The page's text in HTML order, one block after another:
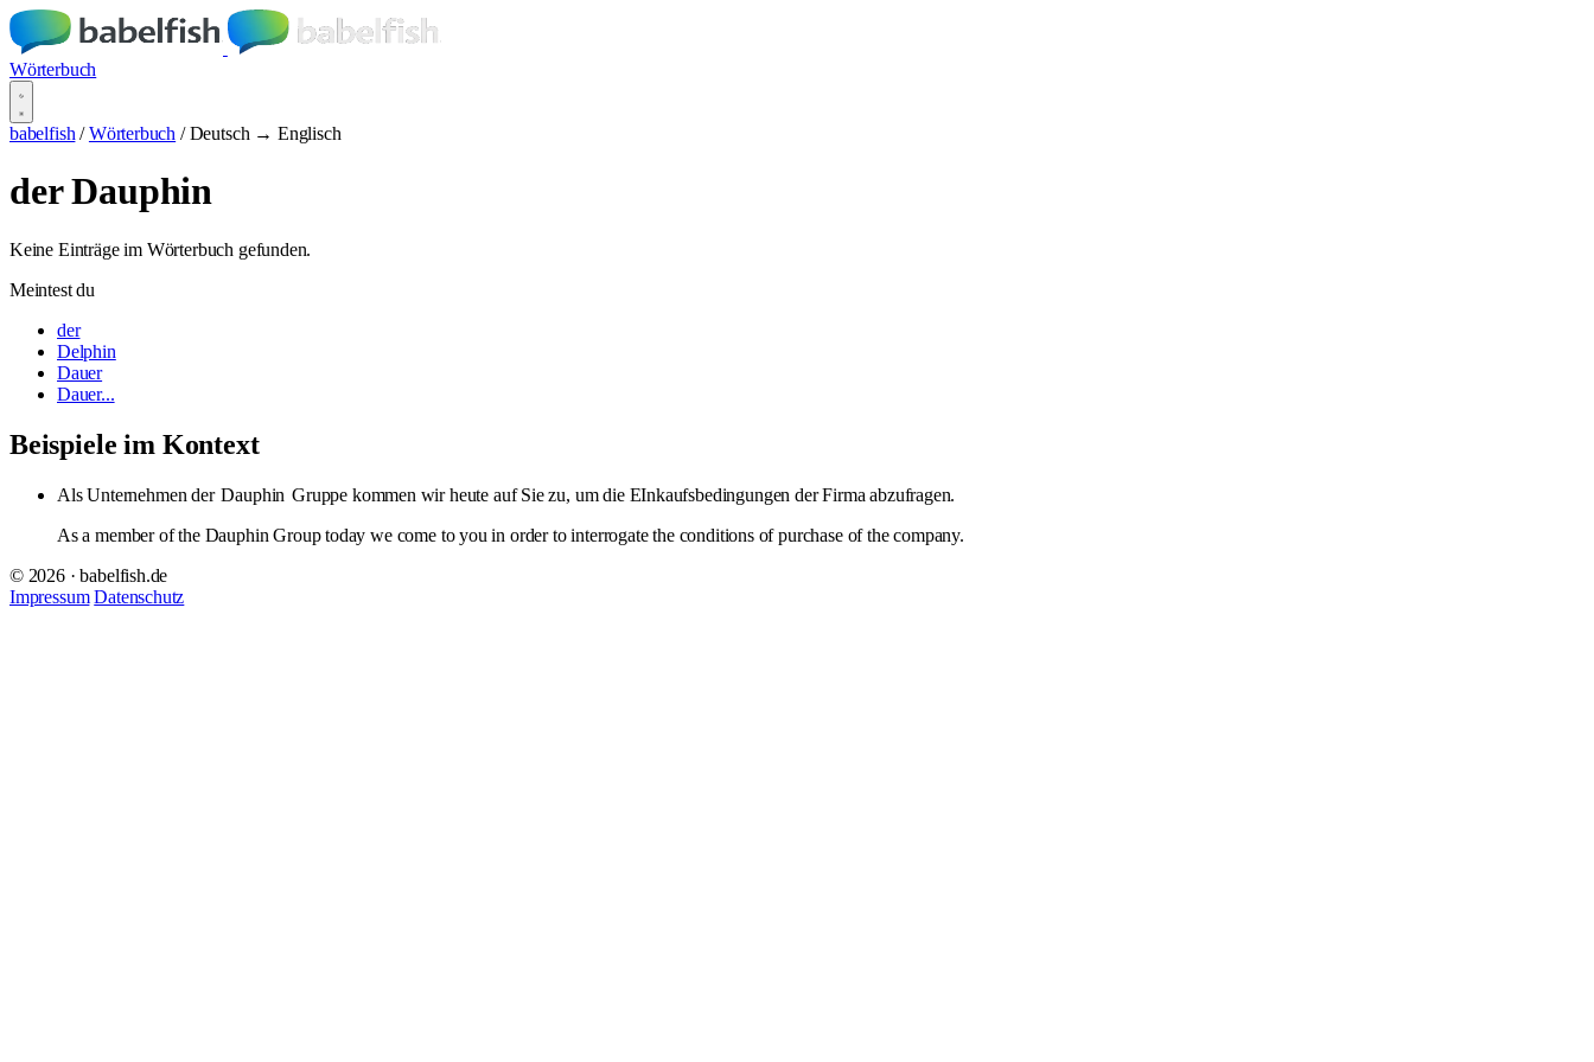
Wörterbuch
babelfish / Wörterbuch / Deutsch → Englisch
der Dauphin
Keine Einträge im Wörterbuch gefunden.
Meintest du
der
Delphin
Dauer
Dauer...
Beispiele im Kontext
Als Unternehmen der Dauphin Gruppe kommen wir heute auf Sie zu, um die EInkaufsbedingungen der Firma abzufragen.
As a member of the Dauphin Group today we come to you in order to interrogate the conditions of purchase of the company.
© 2026 · babelfish.de
Impressum Datenschutz